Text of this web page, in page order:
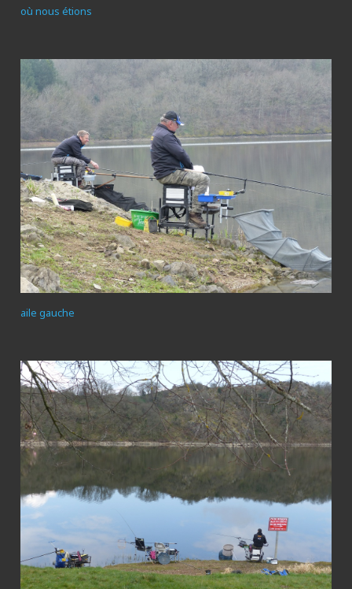
où nous étions
aile gauche